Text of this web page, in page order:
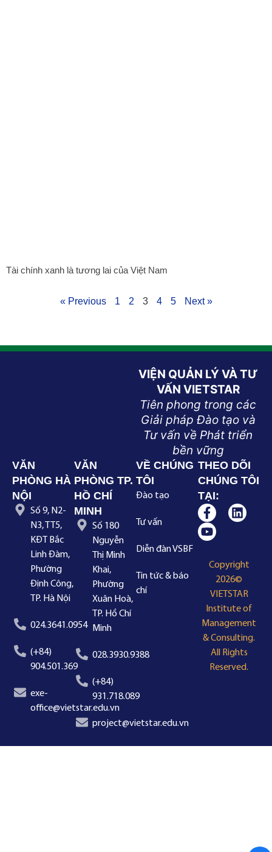
Tài chính xanh là tương lai của Việt Nam
« Previous 1 2 3 4 5 Next »
VIỆN QUẢN LÝ VÀ TƯ
VẤN VIETSTAR
Tiên phong trong các
Giải pháp Đào tạo và
Tư vấn về Phát triển
bền vững
VĂN
PHÒNG HÀ
NỘI
Số 9, N2-
N3, TT5,
KĐT Bắc
Linh Đàm,
Phường
Định Công,
TP. Hà Nội
024.3641.0954
(+84)
904.501.369
exe-
office@vietstar.edu.vn
VĂN
PHÒNG TP.
HỒ CHÍ
MINH
Số 180
Nguyễn
Thị Minh
Khai,
Phường
Xuân Hoà,
TP. Hồ Chí
Minh
028.3930.9388
(+84)
931.718.089
project@vietstar.edu.vn
VỀ CHÚNG
TÔI
Đào tạo
Tư vấn
Diễn đàn VSBF
Tin tức & báo
chí
THEO DÕI
CHÚNG TÔI
TẠI:
Copyright
2026©
VIETSTAR
Institute of
Management
& Consulting.
All Rights
Reserved.